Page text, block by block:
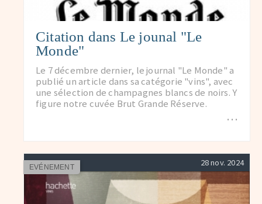
Citation dans Le jounal "Le
Monde"
Le 7 décembre dernier, le journal "Le Monde" a
publié un article dans sa catégorie "vins", avec
une sélection de champagnes blancs de noirs. Y
figure notre cuvée Brut Grande Réserve.
…
EVÉNEMENT 28 nov. 2024